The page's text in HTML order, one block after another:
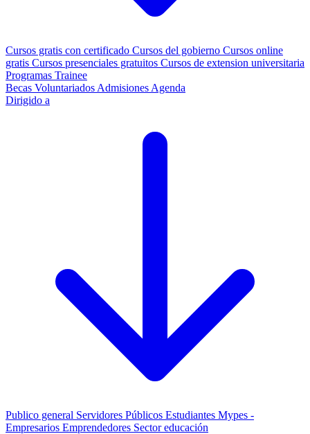
Cursos gratis con certificado Cursos del gobierno Cursos online
gratis Cursos presenciales gratuitos Cursos de extension universitaria
Programas Trainee
Becas Voluntariados Admisiones Agenda
Dirigido a
Publico general Servidores Públicos Estudiantes Mypes -
Empresarios Emprendedores Sector educación